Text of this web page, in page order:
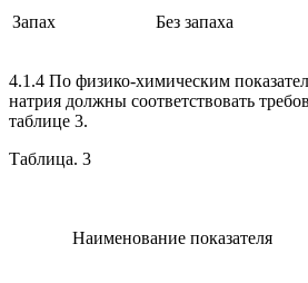
Запах Без запаха
4.1.4 По физико-химическим
натрия должны соответствовать
таблице 3.
Таблица. 3
Наименование показателя